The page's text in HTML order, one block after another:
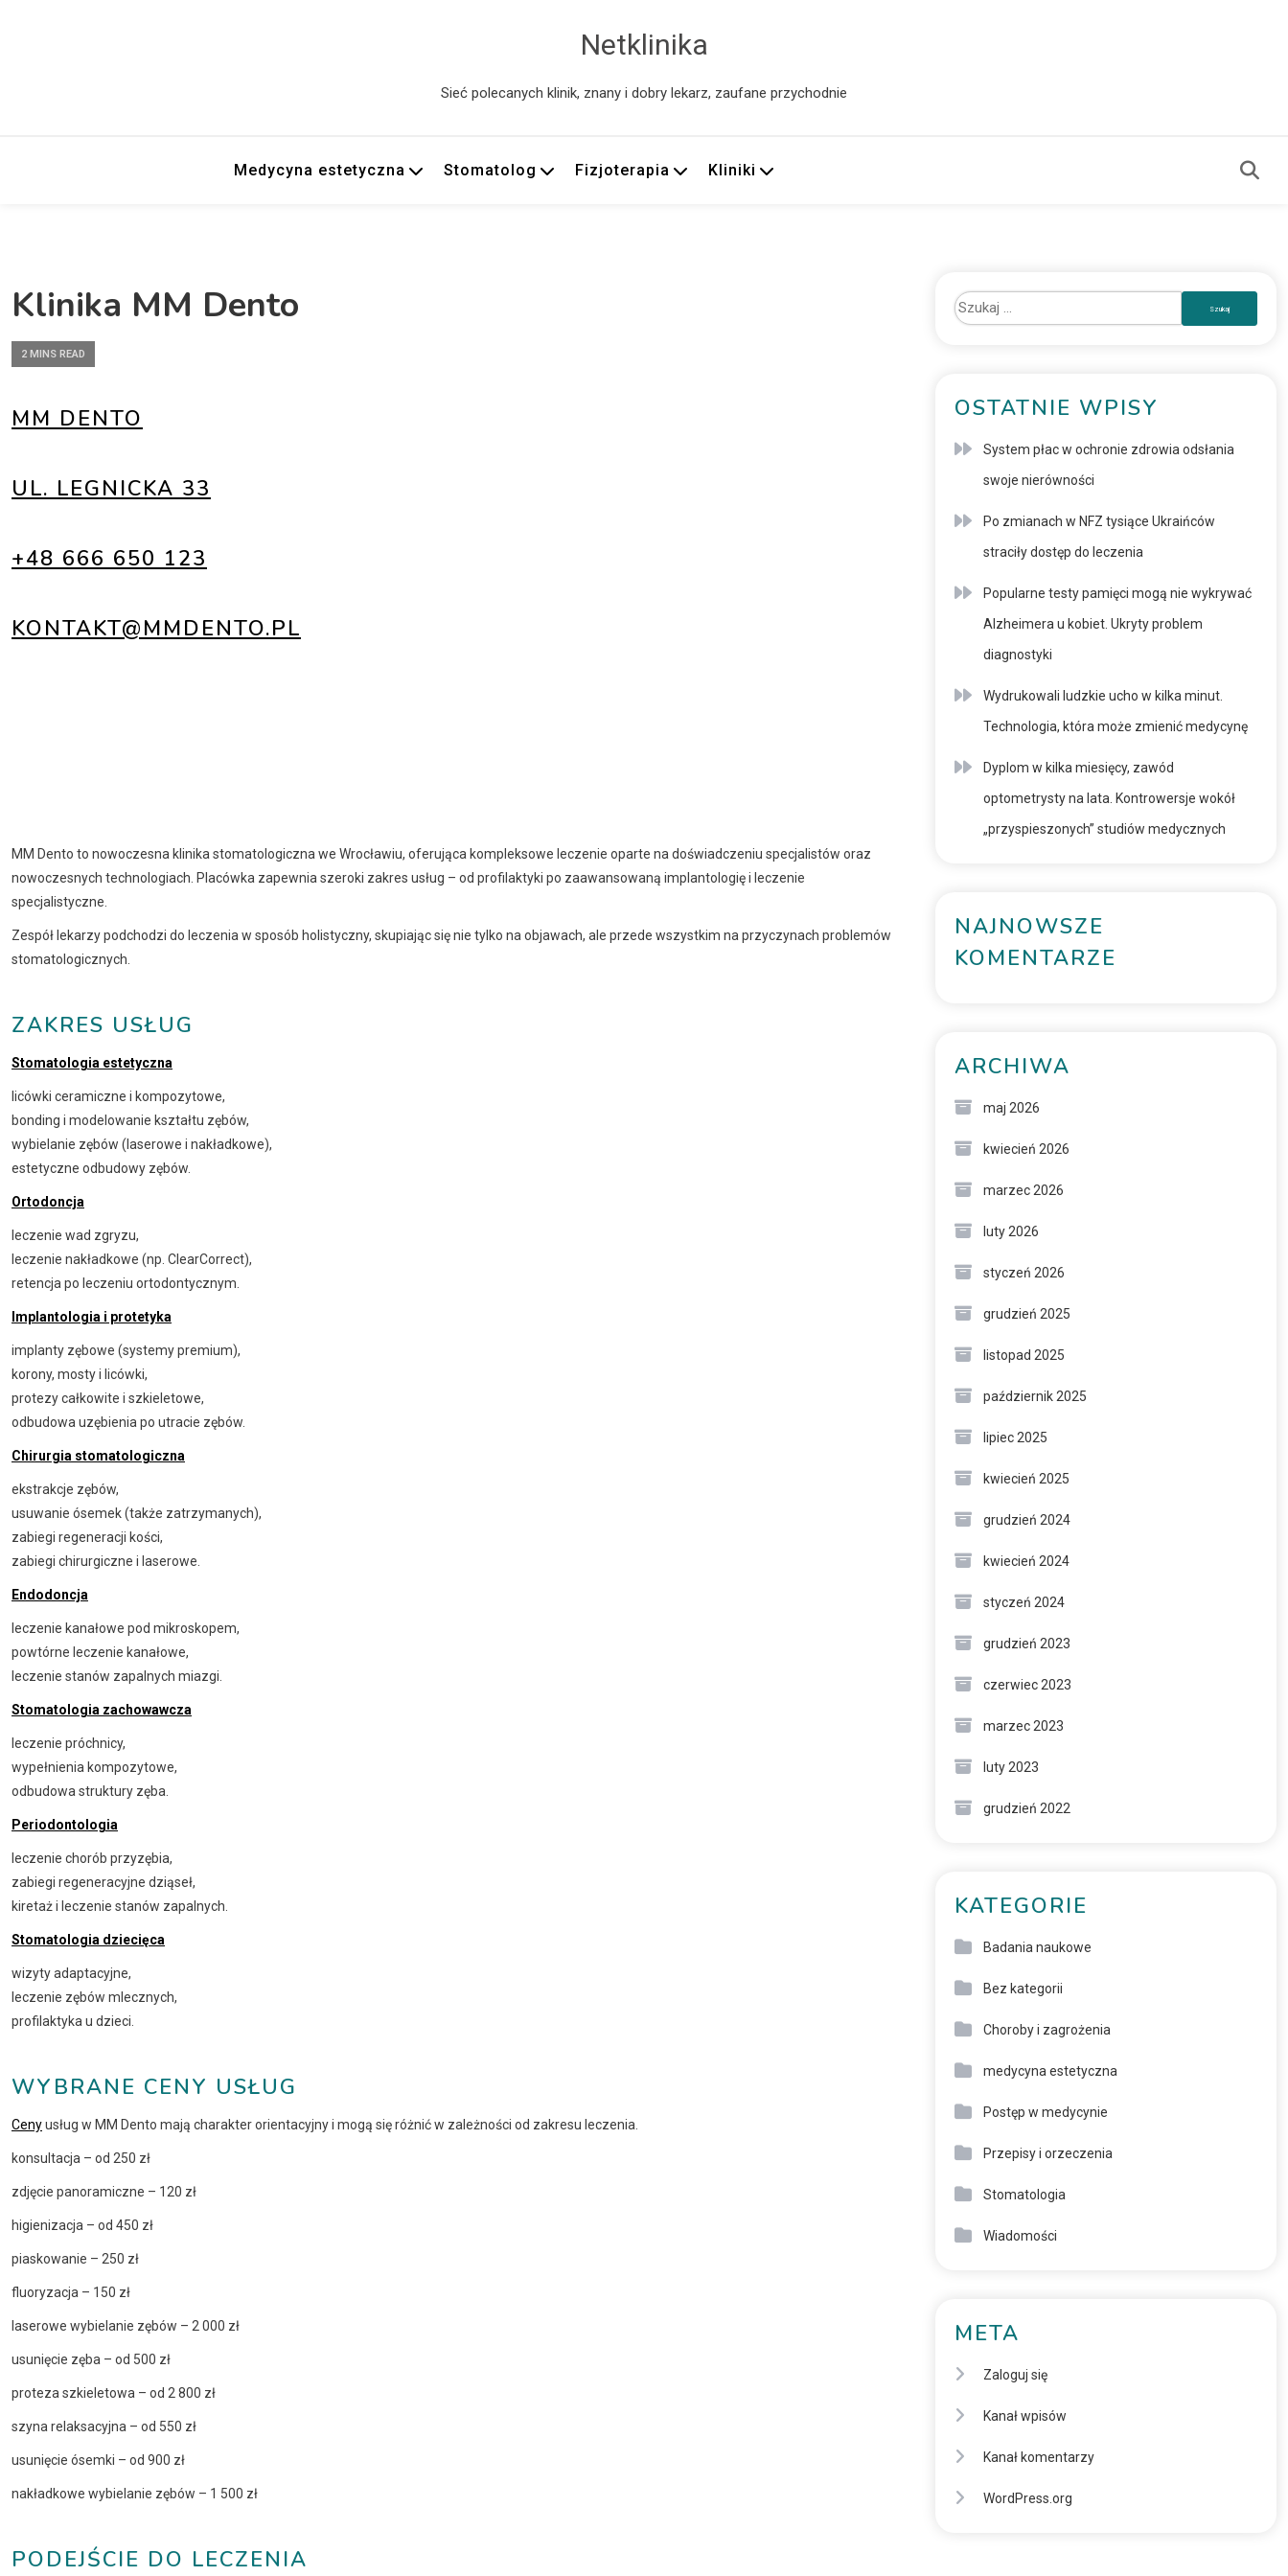
Netklinika
Sieć polecanych klinik, znany i dobry lekarz, zaufane przychodnie
Medycyna estetyczna Stomatolog Fizjoterapia Kliniki
Klinika MM Dento
2 MINS READ
MM DENTO
UL. LEGNICKA 33
+48 666 650 123
KONTAKT@MMDENTO.PL
MM Dento to nowoczesna klinika stomatologiczna we Wrocławiu, oferująca kompleksowe leczenie oparte na doświadczeniu specjalistów oraz
nowoczesnych technologiach. Placówka zapewnia szeroki zakres usług – od profilaktyki po zaawansowaną implantologię i leczenie
specjalistyczne.
Zespół lekarzy podchodzi do leczenia w sposób holistyczny, skupiając się nie tylko na objawach, ale przede wszystkim na przyczynach problemów
stomatologicznych.
ZAKRES USŁUG
Stomatologia estetyczna
licówki ceramiczne i kompozytowe,
bonding i modelowanie kształtu zębów,
wybielanie zębów (laserowe i nakładkowe),
estetyczne odbudowy zębów.
Ortodoncja
leczenie wad zgryzu,
leczenie nakładkowe (np. ClearCorrect),
retencja po leczeniu ortodontycznym.
Implantologia i protetyka
implanty zębowe (systemy premium),
korony, mosty i licówki,
protezy całkowite i szkieletowe,
odbudowa uzębienia po utracie zębów.
Chirurgia stomatologiczna
ekstrakcje zębów,
usuwanie ósemek (także zatrzymanych),
zabiegi regeneracji kości,
zabiegi chirurgiczne i laserowe.
Endodoncja
leczenie kanałowe pod mikroskopem,
powtórne leczenie kanałowe,
leczenie stanów zapalnych miazgi.
Stomatologia zachowawcza
leczenie próchnicy,
wypełnienia kompozytowe,
odbudowa struktury zęba.
Periodontologia
leczenie chorób przyzębia,
zabiegi regeneracyjne dziąseł,
kiretaż i leczenie stanów zapalnych.
Stomatologia dziecięca
wizyty adaptacyjne,
leczenie zębów mlecznych,
profilaktyka u dzieci.
WYBRANE CENY USŁUG
Cenyusług w MM Dento mają charakter orientacyjny i mogą się różnić w zależności od zakresu leczenia.
konsultacja – od 250 zł
zdjęcie panoramiczne – 120 zł
higienizacja – od 450 zł
piaskowanie – 250 zł
fluoryzacja – 150 zł
laserowe wybielanie zębów – 2 000 zł
usunięcie zęba – od 500 zł
proteza szkieletowa – od 2 800 zł
szyna relaksacyjna – od 550 zł
usunięcie ósemki – od 900 zł
nakładkowe wybielanie zębów – 1 500 zł
PODEJŚCIE DO LECZENIA
OSTATNIE WPISY
System płac w ochronie zdrowia odsłania
swoje nierówności
Po zmianach w NFZ tysiące Ukraińców
straciły dostęp do leczenia
Popularne testy pamięci mogą nie wykrywać
Alzheimera u kobiet. Ukryty problem
diagnostyki
Wydrukowali ludzkie ucho w kilka minut.
Technologia, która może zmienić medycynę
Dyplom w kilka miesięcy, zawód
optometrysty na lata. Kontrowersje wokół
„przyspieszonych” studiów medycznych
NAJNOWSZE
KOMENTARZE
ARCHIWA
maj 2026
kwiecień 2026
marzec 2026
luty 2026
styczeń 2026
grudzień 2025
listopad 2025
październik 2025
lipiec 2025
kwiecień 2025
grudzień 2024
kwiecień 2024
styczeń 2024
grudzień 2023
czerwiec 2023
marzec 2023
luty 2023
grudzień 2022
KATEGORIE
Badania naukowe
Bez kategorii
Choroby i zagrożenia
medycyna estetyczna
Postęp w medycynie
Przepisy i orzeczenia
Stomatologia
Wiadomości
META
Zaloguj się
Kanał wpisów
Kanał komentarzy
WordPress.org